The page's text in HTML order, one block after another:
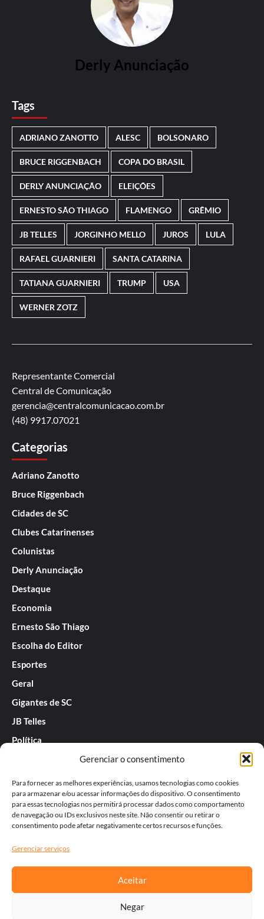
Gerenciar o consentimento
Para fornecer as melhores experiências, usamos tecnologias como cookies
para armazenar e/ou acessar informações do dispositivo. O consentimento
para essas tecnologias nos permitirá processar dados como comportamento
de navegação ou IDs exclusivos neste site. Não consentir ou retirar o
consentimento pode afetar negativamente certos recursos e funções.
Gerenciar serviços
Aceitar
Negar
Derly Anunciação
Tags
ADRIANO ZANOTTO ALESC BOLSONARO
BRUCE RIGGENBACH COPA DO BRASIL
DERLY ANUNCIAÇÃO ELEIÇÕES
ERNESTO SÃO THIAGO FLAMENGO GRÊMIO
JB TELLES JORGINHO MELLO JUROS LULA
RAFAEL GUARNIERI SANTA CATARINA
TATIANA GUARNIERI TRUMP USA
WERNER ZOTZ
Representante Comercial
Central de Comunicação
gerencia@centralcomunicacao.com.br
(48) 9917.07021
Categorias
Adriano Zanotto
Bruce Riggenbach
Cidades de SC
Clubes Catarinenses
Colunistas
Derly Anunciação
Destaque
Economia
Ernesto São Thiago
Escolha do Editor
Esportes
Geral
Gigantes de SC
JB Telles
Política
Rafael Guarnieri
Séries
Tatiana
Werner Zotz